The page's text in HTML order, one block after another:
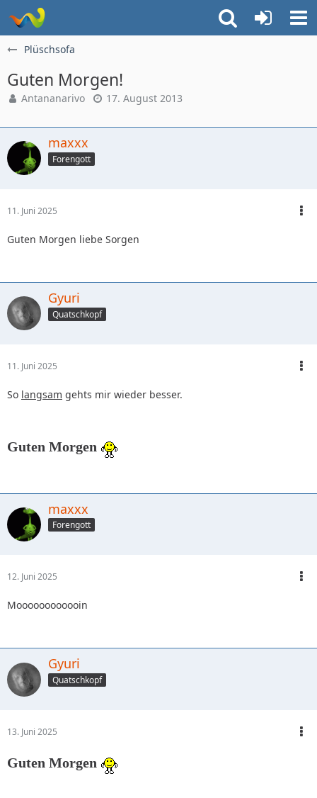
Plüschsofa
Guten Morgen!
Antananarivo 17. August 2013
maxxx
Forengott
11. Juni 2025
Guten Morgen liebe Sorgen
Gyuri
Quatschkopf
11. Juni 2025
So langsam gehts mir wieder besser.
Guten Morgen
maxxx
Forengott
12. Juni 2025
Moooooooooooin
Gyuri
Quatschkopf
13. Juni 2025
Guten Morgen